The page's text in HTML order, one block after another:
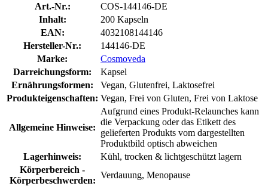
Art.-Nr.:
COS-144146-DE
Inhalt:
200 Kapseln
EAN:
4032108144146
Hersteller-Nr.:
144146-DE
Marke:
Cosmoveda
Darreichungsform:
Kapsel
Ernährungsformen:
Vegan, Glutenfrei, Laktosefrei
Produkteigenschaften: Vegan, Frei von Gluten, Frei von Laktose
Allgemeine Hinweise:
Aufgrund eines Produkt-Relaunches kann
die Verpackung oder das Etikett des
gelieferten Produkts vom dargestellten
Produktbild optisch abweichen
Lagerhinweis:
Kühl, trocken & lichtgeschützt lagern
Körperbereich -
Körperbeschwerden:
Verdauung, Menopause